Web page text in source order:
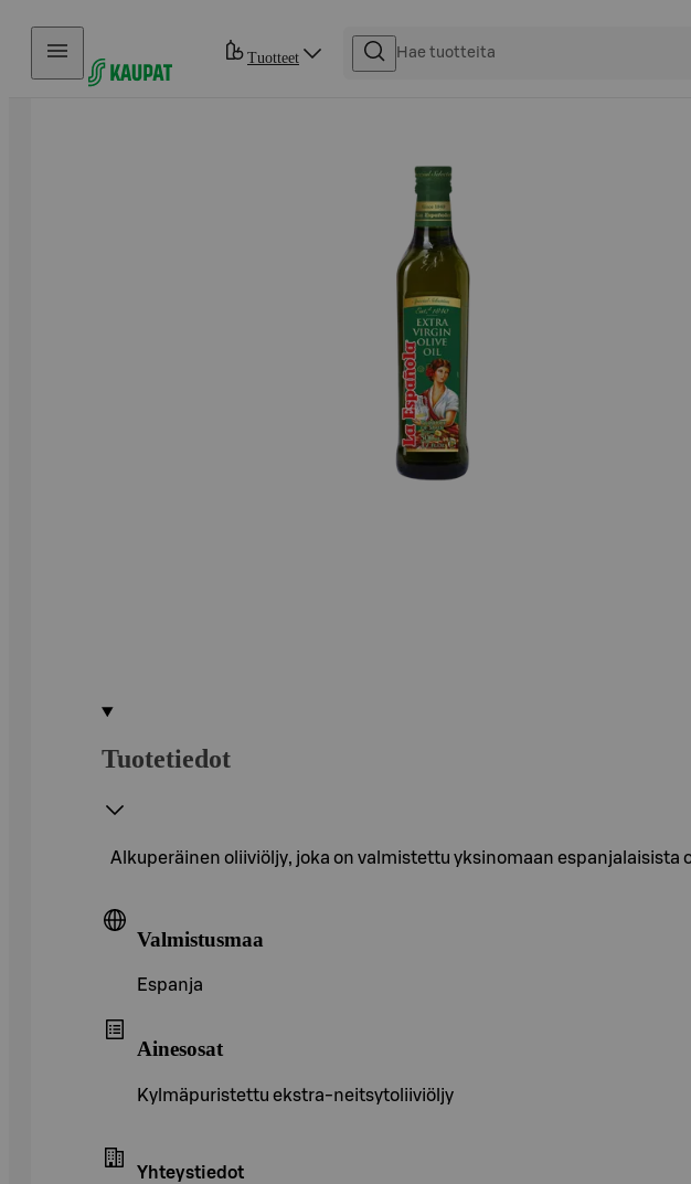
Hyppää sisältöön
Tuotteet
Tuotetiedot
Alkuperäinen oliiviöljy, joka on valmistettu yksinomaan
Valmistusmaa
Espanja
Ainesosat
Kylmäpuristettu ekstra-neitsytoliiviöljy
Yhteystiedot